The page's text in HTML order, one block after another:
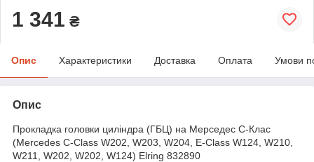
1 341 ₴
Опис Характеристики Доставка Оплата Умови
Опис
Прокладка головки циліндра (ГБЦ) на Мерседес C-Клас
(Mercedes C-Class W202, W203, W204, E-Class W124, W210,
W211, W202, W202, W124) Elring 832890